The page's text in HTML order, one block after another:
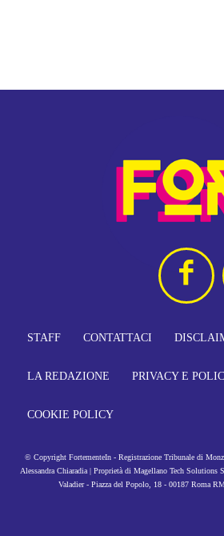
STAFF CONTATTACI
LA REDAZIONE PRIVACY E
COOKIE POLICY
© Copyright FortementeIn - Registrazione Tribunale di
Alessandra Chiaradia | Proprietà di Magellano Tech Solutions
Valadier - Piazza del Popolo, 18 - 00187 Roma